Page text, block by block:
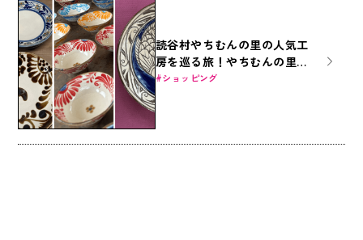
読谷村やちむんの里の人気工
房を巡る旅！やちむんの里徹
底ガイド！
ショッピング